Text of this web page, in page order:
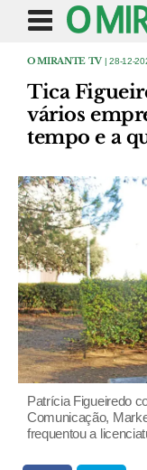
O MIRANTE TV | 28-12-
Tica
vários
tempo e a
Patrícia Figueiredo
Comunicação,
frequentou a